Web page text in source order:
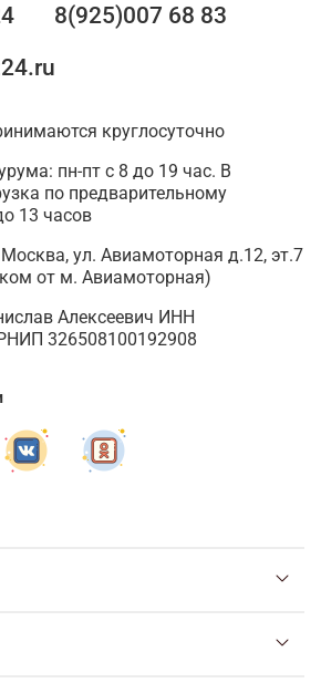
8(925)007 68 83
круглосуточно
пн-пт с 8 до 19 час. В
по предварительному
13 часов
ул. Авиамоторная д.12, эт.7
от м. Авиамоторная)
Алексеевич ИНН
326508100192908